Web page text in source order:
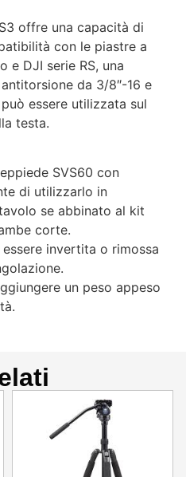
offre una capacità di
con le piastre a
e DJI serie RS, una
da 3/8″-16 e
essere utilizzata sul
testa.
SVS60 con
di utilizzarlo in
se abbinato al kit
corte.
invertita o rimossa
un peso appeso